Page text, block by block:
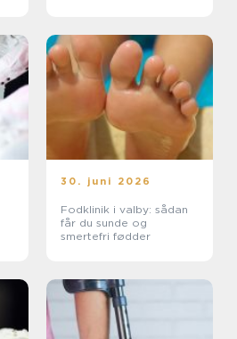
30. juni 2026
Fodklinik i valby: sådan
får du sunde og
smertefri fødder